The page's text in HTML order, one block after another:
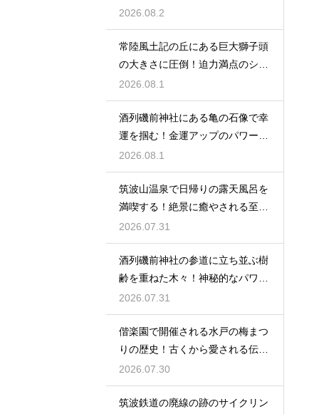
印の魅力
2026.08.2
常陸風土記の丘にある巨大獅子頭
の大きさに圧倒！迫力満点のシン
ボル
2026.08.1
酒列磯前神社にある亀の石像で幸
運を掴む！金運アップのパワース
ポット
2026.08.1
筑波山温泉で日帰りの露天風呂を
満喫する！絶景に癒やされる至福
の時間
2026.07.31
酒列磯前神社の参道に立ち並ぶ樹
齢を重ねた木々！神秘的なパワー
を満喫
2026.07.31
偕楽園で開催される水戸の梅まつ
りの歴史！古くから愛される伝統
の由来
2026.07.30
筑波鉄道の廃線の跡のサイクリン